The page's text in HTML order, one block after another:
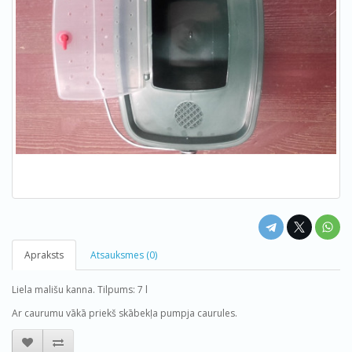
Apraksts Atsauksmes (0)
Liela mališu kanna. Tilpums: 7 l
Ar caurumu vākā priekš skābekļa pumpja caurules.